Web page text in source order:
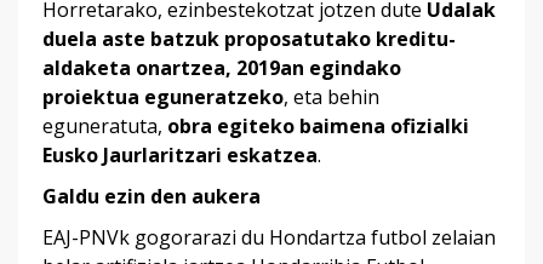
Horretarako, ezinbestekotzat jotzen dute Udalak
duela aste batzuk proposatutako kreditu-
aldaketa onartzea, 2019an egindako
proiektua eguneratzeko, eta behin
eguneratuta, obra egiteko baimena ofizialki
Eusko Jaurlaritzari eskatzea.
Galdu ezin den aukera
EAJ-PNVk gogorarazi du Hondartza futbol zelaian